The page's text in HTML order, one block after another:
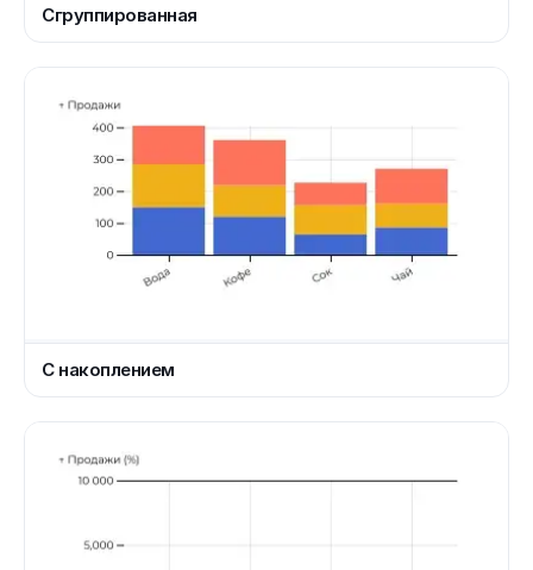
Сгруппированная
С накоплением